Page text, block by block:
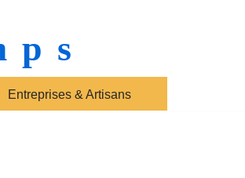
Entreprises & Artisans